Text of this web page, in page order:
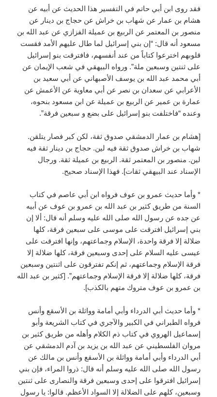
فقد روى ابن أبي حاتم في التفسير هذا الحديث عن أبيه عن
هشام بن عمار عن شهاب بن خراش عن حجاج بن دينار عن
منصور بن المعتمر عن الربيع بن عميلة الفزازي عن عبد الله بن
مسعود أنه قال: “إن بني إسرائيل لما طال عليهم الأمد فقست
قلوبهم اخترعوا كتاباً من عند أنفسهم، فافترقت بنو إسرائيل
على ثنتين وسبعين ملة”. ورواه البيهقي في شعب الإيمان عن
أبي محمد عبد الله بن يوسف الأصبهاني عن أبي سعيد بن
الأعرابي عن سعدان بن نصر عن أبي معاوية عن الأعمش عن
عمارة بن عمير عن الربيع بن عميلة عن ابن مسعود بنحوه،
وعنده “فاختلفت بنو إسرائيل على بضع و سبعين فرقة”.
[هشام بن عمار الدمشقي صدوق ثقة، لكن كبر فصار يتلقن.
شهاب بن خراش صدوق ثقة فيه لين. حجاج بن دينار ثقة فيه
لين. منصور بن المعتمر ثقة. الربيع بن عميلة ثقة. ورجال
الإسناد عند البيهقي ثقات]. فهذا الإسناد صحيح.
* وأما حديث عمرو بن عوف فرواه ابن أبي عاصم في كتاب
السنة من طريق كثير بن عبد الله بن عمرو بن عوف عن أبيه
عن جده عن رسول الله صلى الله عليه وسلم أنه قال: ألا إن
بني إسرائيل افترقت على موسى على سبعين فرقة، كلها
ضلالة إلا فرقة واحدة، الإسلام وجماعتهم، وإنها افترقت على
عيسى عليه السلام على إحدى وسبعين فرقة، كلها ضلالة إلا
فرقة الإسلام وجماعتهم، ثم إنكم تفترقون على اثنتين وسبعين
فرقة، كلها ضلالة إلا فرقة الإسلام وجماعتهم”. [كثير بن عبد الله
بن عمرو بن عوف متروك متهم بالكذب].
* وأما حديث أبي الدرداء وأبي أمامة وواثلة بن الأسقع وأنس
فرواه الطبراني في الكبير والآجري في كتاب الشريعة وأبو
إسماعيل الهروي في كتاب ذم الكلام وأهله من طريق كثير بن
مروان الفلسطيني عن عبد الله بن يزيد بن آدم الدمشقي عن
أبي الدرداء وأبي أمامة وواثلة بن الأسقع وأنس بن مالك عن
رسول الله صلى الله عليه وسلم أنه قال: ذروا المراء، فإن بني
إسرائيل افترقوا على إحدى وسبعين فرقة والنصارى على ثنتين
وسبعين، كلهم على الضلالة إلا السواد الأعظم. قالوا: يا رسول